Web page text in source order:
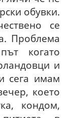
обувки.
се
Проблема
когато
и
сега имам
което
кондом,